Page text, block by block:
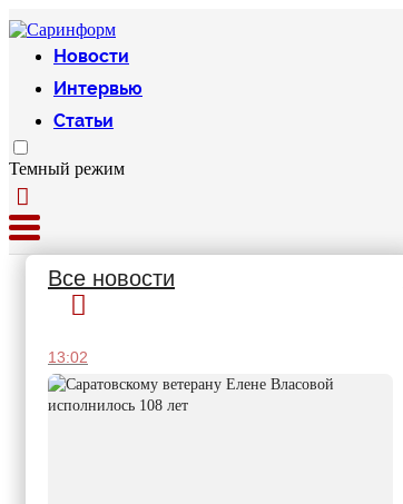
Новости
Интервью
Статьи
Темный режим
Все новости
13:02